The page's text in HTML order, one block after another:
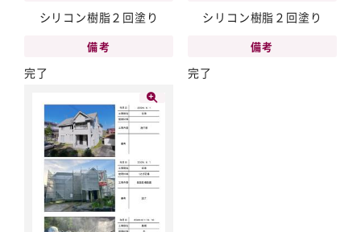
シリコン樹脂２回塗り
備考
完了
シリコン樹脂２回塗り
備考
完了